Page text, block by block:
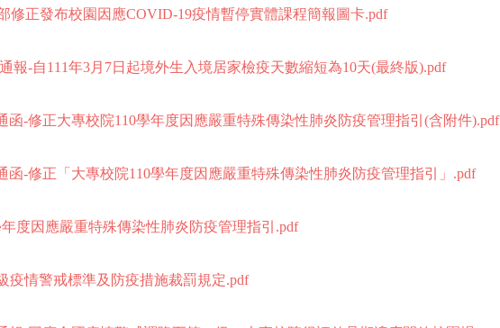
修正發布校園因應COVID-19疫情暫停實體課程簡報圖卡.pdf
報-自111年3月7日起境外生入境居家檢疫天數縮短為10天(最終版).pdf
函-修正大專校院110學年度因應嚴重特殊傳染性肺炎防疫管理指引(含附件).pdf
函-修正「大專校院110學年度因應嚴重特殊傳染性肺炎防疫管理指引」.pdf
度因應嚴重特殊傳染性肺炎防疫管理指引.pdf
疫情警戒標準及防疫措施裁罰規定.pdf